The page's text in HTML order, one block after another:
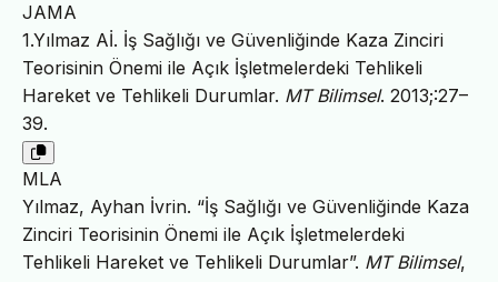
JAMA
1.Yılmaz Aİ. İş Sağlığı ve Güvenliğinde Kaza Zinciri
Teorisinin Önemi ile Açık İşletmelerdeki Tehlikeli
Hareket ve Tehlikeli Durumlar. MT Bilimsel. 2013;:27–
39.
MLA
Yılmaz, Ayhan İvrin. “İş Sağlığı ve Güvenliğinde Kaza
Zinciri Teorisinin Önemi ile Açık İşletmelerdeki
Tehlikeli Hareket ve Tehlikeli Durumlar”. MT Bilimsel,